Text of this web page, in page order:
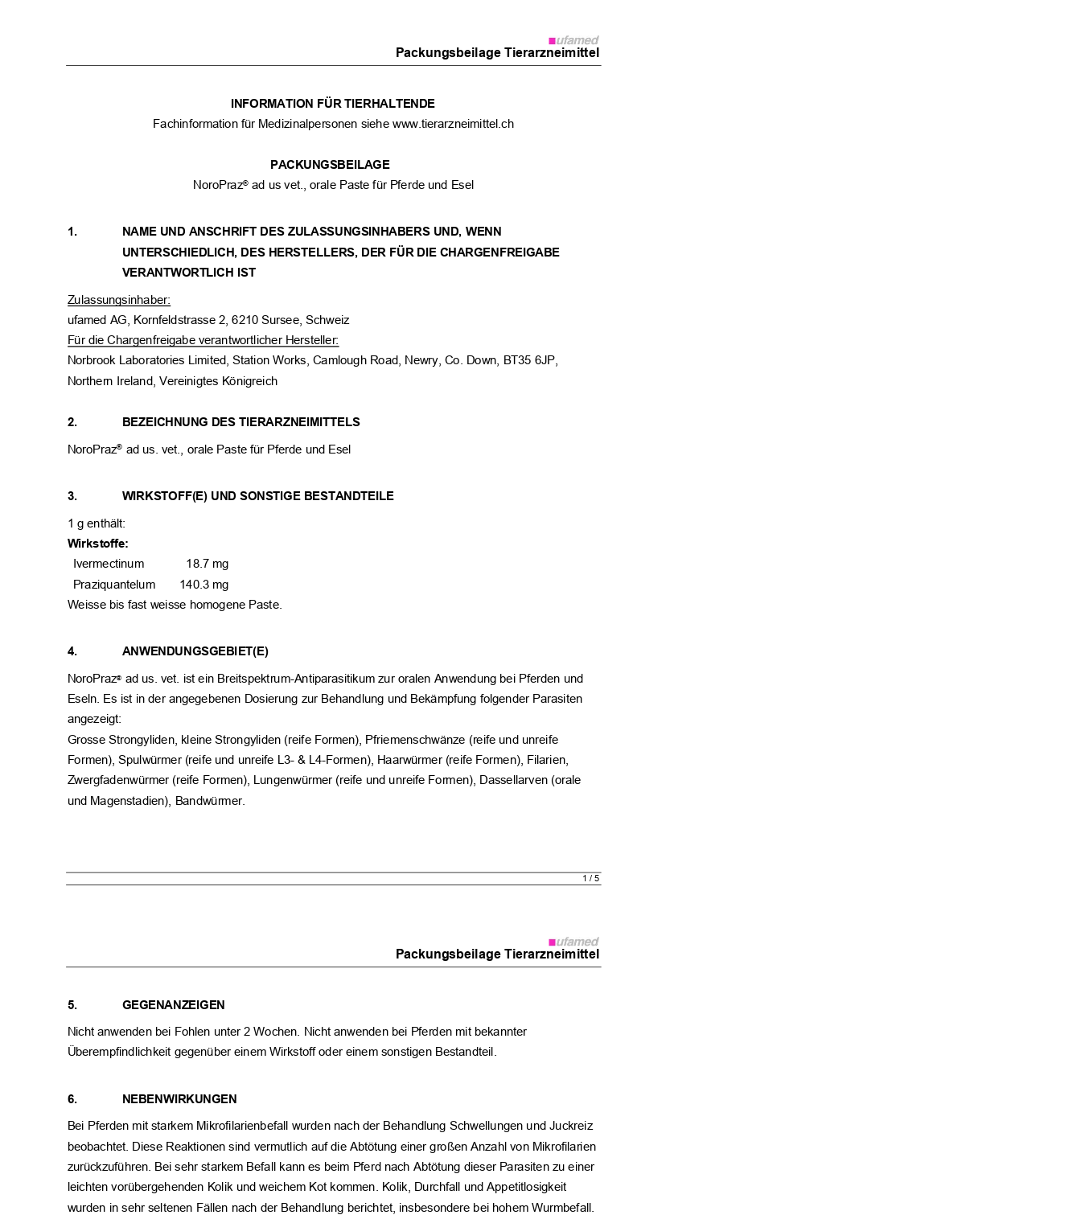
Packungsbeilage Tierarzneimittel
INFORMATION FÜR TIERHALTENDE
Fachinformation für Medizinalpersonen siehe www.tierarzneimittel.ch
PACKUNGSBEILAGE
NoroPraz® ad us vet., orale Paste für Pferde und Esel
1. NAME UND ANSCHRIFT DES ZULASSUNGSINHABERS UND, WENN
UNTERSCHIEDLICH, DES HERSTELLERS, DER FÜR DIE CHARGENFREIGABE
VERANTWORTLICH IST
Zulassungsinhaber:
ufamed AG, Kornfeldstrasse 2, 6210 Sursee, Schweiz
Für die Chargenfreigabe verantwortlicher Hersteller:
Norbrook Laboratories Limited, Station Works, Camlough Road, Newry, Co. Down, BT35 6JP,
Northern Ireland, Vereinigtes Königreich
2. BEZEICHNUNG DES TIERARZNEIMITTELS
NoroPraz® ad us. vet., orale Paste für Pferde und Esel
3. WIRKSTOFF(E) UND SONSTIGE BESTANDTEILE
1 g enthält:
Wirkstoffe:
Ivermectinum
Praziquantelum
18.7 mg
140.3 mg
Weisse bis fast weisse homogene Paste.
4. ANWENDUNGSGEBIET(E)
NoroPraz® ad us. vet. ist ein Breitspektrum-Antiparasitikum zur oralen Anwendung bei Pferden und
Eseln. Es ist in der angegebenen Dosierung zur Behandlung und Bekämpfung folgender Parasiten
angezeigt:
Grosse Strongyliden, kleine Strongyliden (reife Formen), Pfriemenschwänze (reife und unreife
Formen), Spulwürmer (reife und unreife L3- & L4-Formen), Haarwürmer (reife Formen), Filarien,
Zwergfadenwürmer (reife Formen), Lungenwürmer (reife und unreife Formen), Dassellarven (orale
und Magenstadien), Bandwürmer.
1 / 5
Packungsbeilage Tierarzneimittel
5. GEGENANZEIGEN
Nicht anwenden bei Fohlen unter 2 Wochen. Nicht anwenden bei Pferden mit bekannter
Überempfindlichkeit gegenüber einem Wirkstoff oder einem sonstigen Bestandteil.
6. NEBENWIRKUNGEN
Bei Pferden mit starkem Mikrofilarienbefall wurden nach der Behandlung Schwellungen und Juckreiz
beobachtet. Diese Reaktionen sind vermutlich auf die Abtötung einer großen Anzahl von Mikrofilarien
zurückzuführen. Bei sehr starkem Befall kann es beim Pferd nach Abtötung dieser Parasiten zu einer
leichten vorübergehenden Kolik und weichem Kot kommen. Kolik, Durchfall und Appetitlosigkeit
wurden in sehr seltenen Fällen nach der Behandlung berichtet, insbesondere bei hohem Wurmbefall.